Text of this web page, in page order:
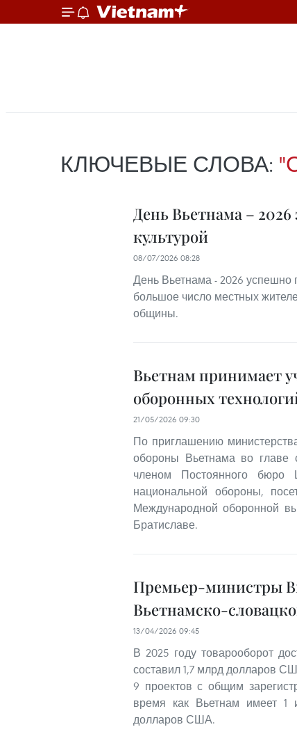
КЛЮЧЕВЫЕ СЛОВА:
День Вьетнама –
культурой
08/07/2026 08:28
День Вьетнама - 2026
большое число местных
общины.
Вьетнам принимает
оборонных
21/05/2026 09:30
По приглашению
обороны Вьетнама во
членом Постоянного бюро
национальной обороны,
Международной оборонной
Братиславе.
Премьер-министры
Вьетнамско-
13/04/2026 09:45
В 2025 году товарооборот
составил 1,7 млрд долларов
9 проектов с общим
время как Вьетнам имеет 1
долларов США.